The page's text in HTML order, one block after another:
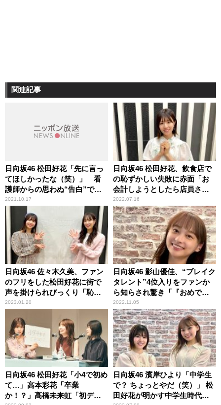
関連記事
日向坂46 松田好花「先に言っ
てほしかったな（笑）」 看
護師からの思わぬ“告白”で頭
が真っ白になった顛末を明か
す
2021.10.17
日向坂46 松田好花、飲食店で
の恥ずかしい失敗に赤面「お
会計しようとしたら店員さん
が……」
2022.07.16
日向坂46 佐々木久美、ファン
のフリをした松田好花に街で
声を掛けられびっくり「恥ず
っ！と思って振り返った
2023.01.20
日向坂46 影山優佳、“ブレイク
タレント”4位入りをファンか
ら知らされ驚き「『おめでと
う』っていっぱい来たの」
2022.11.05
日向坂46 松田好花「小4で初め
て…」高本彩花「卒業
か！？」髙橋未来虹「初デー
日向坂46 濱岸ひより「中学生
で？ ちょっとやだ（笑）」 松
田好花が明かす中学生時代の